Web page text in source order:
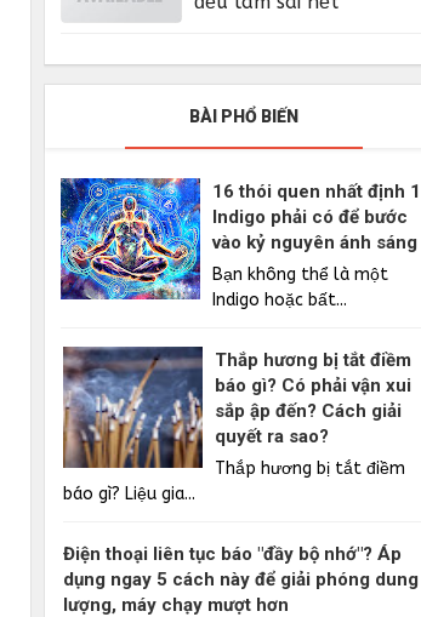
BÀI PHỔ BIẾN
16 thói quen nhất định 1
Indigo phải có để bước
vào kỷ nguyên ánh sáng
Bạn không thể là một
Indigo hoặc bất...
Thắp hương bị tắt điềm
báo gì? Có phải vận xui
sắp ập đến? Cách giải
quyết ra sao?
Thắp hương bị tắt điềm
báo gì? Liệu gia...
Điện thoại liên tục báo "đầy bộ nhớ"? Áp
dụng ngay 5 cách này để giải phóng dung
lượng, máy chạy mượt hơn